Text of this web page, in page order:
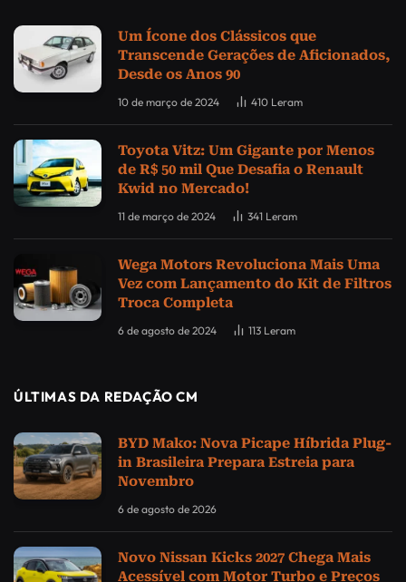
Um Ícone dos Clássicos que
Transcende Gerações de Aficionados,
Desde os Anos 90
10 de março de 2024 410 Leram
Toyota Vitz: Um Gigante por Menos
de R$ 50 mil Que Desafia o Renault
Kwid no Mercado!
11 de março de 2024 341 Leram
Wega Motors Revoluciona Mais Uma
Vez com Lançamento do Kit de Filtros
Troca Completa
6 de agosto de 2024 113 Leram
ÚLTIMAS DA REDAÇÃO CM
BYD Mako: Nova Picape Híbrida Plug-
in Brasileira Prepara Estreia para
Novembro
6 de agosto de 2026
Novo Nissan Kicks 2027 Chega Mais
Acessível com Motor Turbo e Preços